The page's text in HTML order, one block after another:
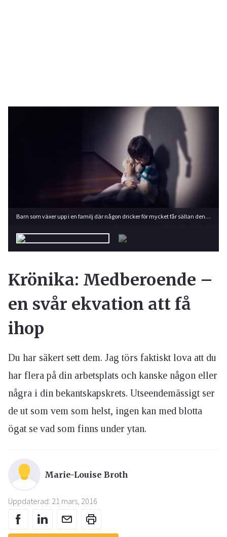
Barn som växer upp i en familj där någon dricker för mycket får sällan den uppmärksamhet och bekräftelse som barn behöver. Foto: Shutterstock
Krönika: Medberoende –
en svår ekvation att få
ihop
Du har säkert sett dem. Jag törs faktiskt lova att du
har flera på din arbetsplats och kanske någon eller
några i din bekantskapskrets. Utseendemässigt ser
de ut som vem som helst, ingen kan med blotta
ögat se vad som finns under ytan.
Marie-Louise Broth
Uppdaterad: 21 mars, 2016